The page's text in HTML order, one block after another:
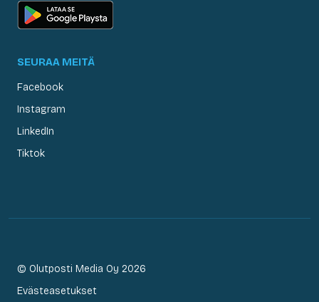
SEURAA MEITÄ
Facebook
Instagram
LinkedIn
Tiktok
© Olutposti Media Oy 2026
Evästeasetukset